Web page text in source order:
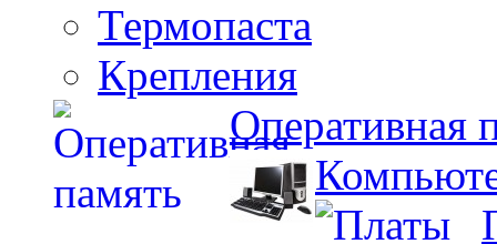
Термопаста
Крепления
Оперативная